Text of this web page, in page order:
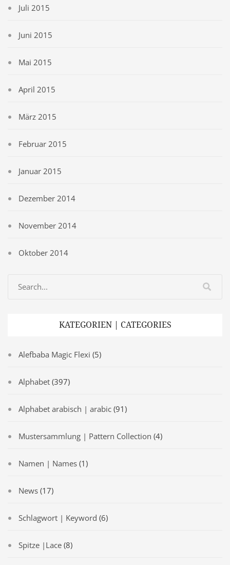
Juli 2015
Juni 2015
Mai 2015
April 2015
März 2015
Februar 2015
Januar 2015
Dezember 2014
November 2014
Oktober 2014
KATEGORIEN | CATEGORIES
Alefbaba Magic Flexi (5)
Alphabet (397)
Alphabet arabisch | arabic (91)
Mustersammlung | Pattern Collection (4)
Namen | Names (1)
News (17)
Schlagwort | Keyword (6)
Spitze |Lace (8)